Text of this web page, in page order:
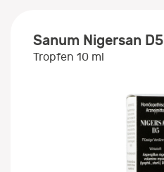
Sanum Nigersan D5
Tropfen 10 ml